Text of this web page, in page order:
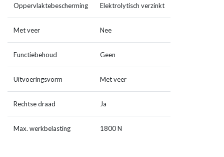
Oppervlaktebescherming Elektrolytisch verzinkt
Met veer Nee
Functiebehoud Geen
Uitvoeringsvorm Met veer
Rechtse draad Ja
Max. werkbelasting 1800 N